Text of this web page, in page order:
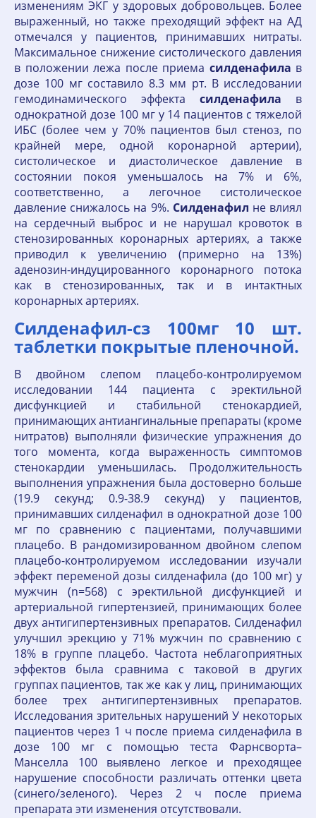
изменениям ЭКГ у здоровых добровольцев. Более
выраженный, но также преходящий эффект на АД
отмечался у пациентов, принимавших нитраты.
Максимальное снижение систолического давления
в положении лежа после приема силденафила в
дозе 100 мг составило 8.3 мм рт. В исследовании
гемодинамического эффекта силденафила в
однократной дозе 100 мг у 14 пациентов с тяжелой
ИБС (более чем у 70% пациентов был стеноз, по
крайней мере, одной коронарной артерии),
систолическое и диастолическое давление в
состоянии покоя уменьшалось на 7% и 6%,
соответственно, а легочное систолическое
давление снижалось на 9%. Силденафил не влиял
на сердечный выброс и не нарушал кровоток в
стенозированных коронарных артериях, а также
приводил к увеличению (примерно на 13%)
аденозин-индуцированного коронарного потока
как в стенозированных, так и в интактных
коронарных артериях.
Силденафил-сз 100мг 10 шт.
таблетки покрытые пленочной.
В двойном слепом плацебо-контролируемом
исследовании 144 пациента с эректильной
дисфункцией и стабильной стенокардией,
принимающих антиангинальные препараты (кроме
нитратов) выполняли физические упражнения до
того момента, когда выраженность симптомов
стенокардии уменьшилась. Продолжительность
выполнения упражнения была достоверно больше
(19.9 секунд; 0.9-38.9 секунд) у пациентов,
принимавших силденафил в однократной дозе 100
мг по сравнению с пациентами, получавшими
плацебо. В рандомизированном двойном слепом
плацебо-контролируемом исследовании изучали
эффект переменой дозы силденафила (до 100 мг) у
мужчин (n=568) с эректильной дисфункцией и
артериальной гипертензией, принимающих более
двух антигипертензивных препаратов. Силденафил
улучшил эрекцию у 71% мужчин по сравнению с
18% в группе плацебо. Частота неблагоприятных
эффектов была сравнима с таковой в других
группах пациентов, так же как у лиц, принимающих
более трех антигипертензивных препаратов.
Исследования зрительных нарушений У некоторых
пациентов через 1 ч после приема силденафила в
дозе 100 мг с помощью теста Фарнсворта–
Манселла 100 выявлено легкое и преходящее
нарушение способности различать оттенки цвета
(синего/зеленого). Через 2 ч после приема
препарата эти изменения отсутствовали.